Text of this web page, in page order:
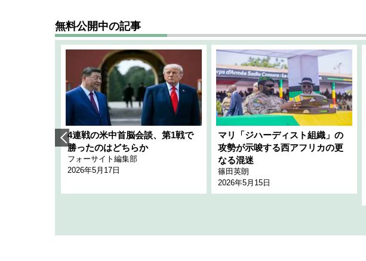
無料公開中の記事
4連戦の米中首脳会談、第1戦で
勝ったのはどちらか
フォーサイト編集部
2026年5月17日
マリ「ジハーディスト組織」の
攻勢が示唆する西アフリカの更
なる混迷
篠田英朗
2026年5月15日